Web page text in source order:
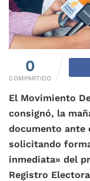
0
COMPARTIDO
El Movimiento
consignó, la
documento ante
solicitando
inmediata» del
Registro